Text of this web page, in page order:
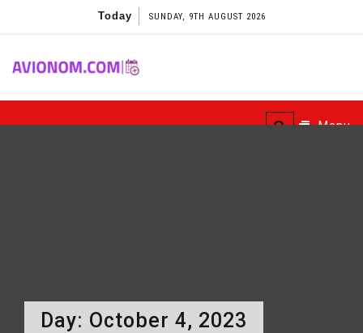
Today SUNDAY, 9TH AUGUST 2026
Avionom
Menu
Day: October 4, 2023